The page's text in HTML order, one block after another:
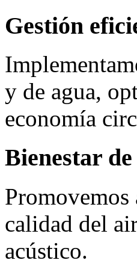
Gestión
y de agua,
economía
Bienestar
Promovemos
calidad del
acústico.